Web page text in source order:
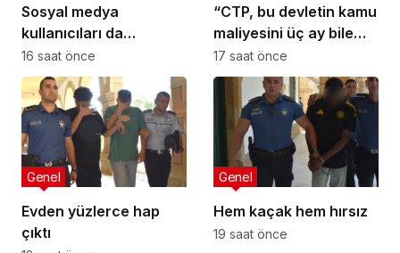
Sosyal medya
kullanıcıları da
tehlikede
16 saat önce
“CTP, bu devletin kamu
maliyesini üç ay bile
yönetemez”
17 saat önce
Evden yüzlerce hap
çıktı
Genel
Hem kaçak hem hırsız
Genel
19 saat önce